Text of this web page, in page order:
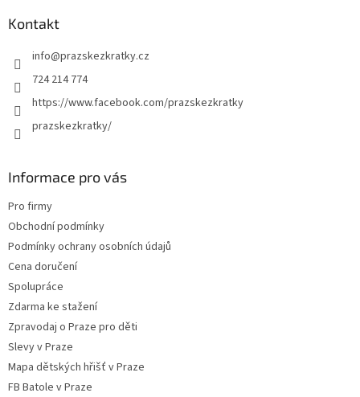
Kontakt
info@prazskezkratky.cz
724 214 774
https://www.facebook.com/prazskezkratky
prazskezkratky/
Informace pro vás
Pro firmy
Obchodní podmínky
Podmínky ochrany osobních údajů
Cena doručení
Spolupráce
Zdarma ke stažení
Zpravodaj o Praze pro děti
Slevy v Praze
Mapa dětských hřišť v Praze
FB Batole v Praze